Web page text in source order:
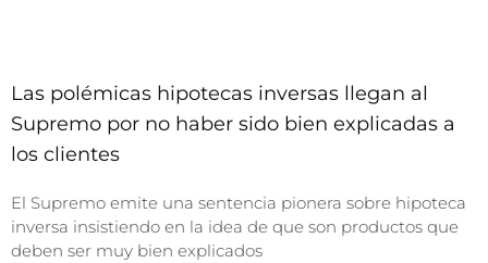
Las polémicas hipotecas inversas llegan al
Supremo por no haber sido bien explicadas a
los clientes
El Supremo emite una sentencia pionera sobre hipoteca
inversa insistiendo en la idea de que son productos que
deben ser muy bien explicados